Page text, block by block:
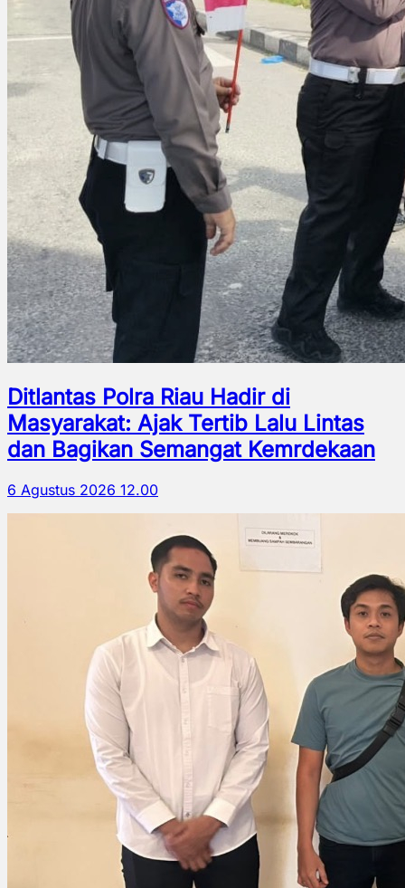
Ditlantas Polra Riau Hadir di
Masyarakat: Ajak Tertib Lalu Lintas
dan Bagikan Semangat Kemrdekaan
6 Agustus 2026 12.00